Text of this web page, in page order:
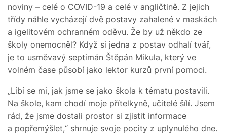
noviny – celé o COVID-19 a celé v angličtině. Z jejich
třídy náhle vycházejí dvě postavy zahalené v maskách
a igelitovém ochranném oděvu. Že by už někdo ze
školy onemocněl? Když si jedna z postav odhalí tvář,
je to usměvavý septimán Štěpán Mikula, který ve
volném čase působí jako lektor kurzů první pomoci.
„Líbí se mi, jak jsme se jako škola k tématu postavili.
Na škole, kam chodí moje přítelkyně, učitelé šílí. Jsem
rád, že jsme dostali prostor si zjistit informace
a popřemýšlet,“ shrnuje svoje pocity z uplynulého dne.